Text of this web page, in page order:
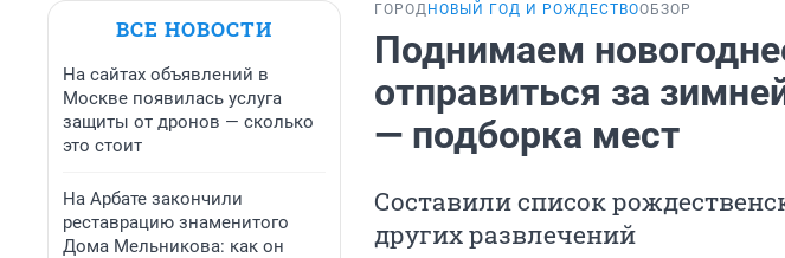
ВСЕ НОВОСТИ
На сайтах объявлений в
Москве появилась услуга
защиты от дронов — сколько
это стоит
На Арбате закончили
реставрацию знаменитого
Дома Мельникова: как он
ГОРОД НОВЫЙ ГОД И РОЖДЕСТВООБЗОР
Поднимаем
отправиться за
— подборка мест
Составили список
других развлечений